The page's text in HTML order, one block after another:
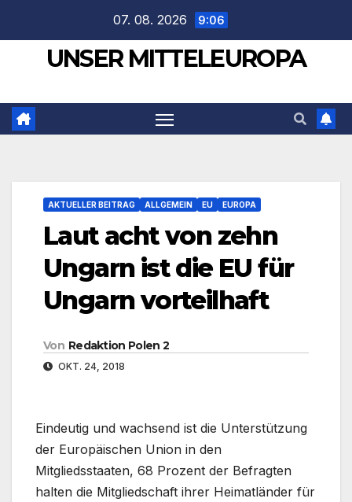
springen
07. 08. 2026 9:06
UNSER MITTELEUROPA
AKTUELLER BEITRAG ALLGEMEIN EU EUROPA
Laut acht von zehn
Ungarn ist die EU für
Ungarn vorteilhaft
Von Redaktion Polen 2
OKT. 24, 2018
Eindeutig und wachsend ist die Unterstützung
der Europäischen Union in den
Mitgliedsstaaten, 68 Prozent der Befragten
halten die Mitgliedschaft ihrer Heimatländer für